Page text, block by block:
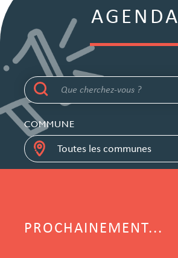
AGENDA
COMMUNE
PROCHAINEMENT...